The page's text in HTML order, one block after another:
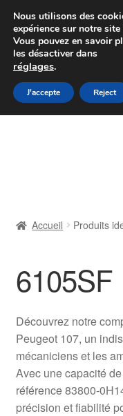
Colissimo
Du lundi
Aller
à
Aller
au
Livraison
Livraison
Mon compte
Paiements
Accueil Produits
6105SF
Découvrez notre
Peugeot 107, un
mécaniciens et les
Avec une capacité
référence 83800-
précision et fiabilité
Nous utilisons des
expérience sur notre site
Vous pouvez en savoir
les désactiver dans
réglages.
J'accepte Reject